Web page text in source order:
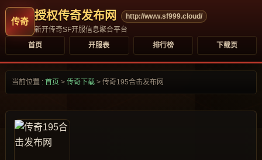
授权传奇发布网
http://www.sf999.cloud/
新开传奇SF开服信息聚合平台
首页
开服表 排行榜 下载页
当前位置 : 首页 > 传奇下载 > 传奇195合击发布网